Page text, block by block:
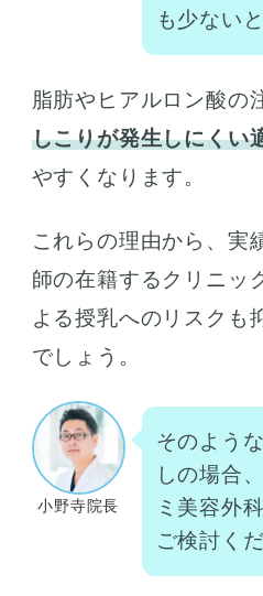
も少ない
脂肪やヒアルロン酸の
しこりが発生しにくい
やすくなります。
これらの理由から、実
師の在籍するクリニッ
よる授乳へのリスクも
でしょう。
小野寺院長
そのよう
しの場合
ミ美容外
ご検討く